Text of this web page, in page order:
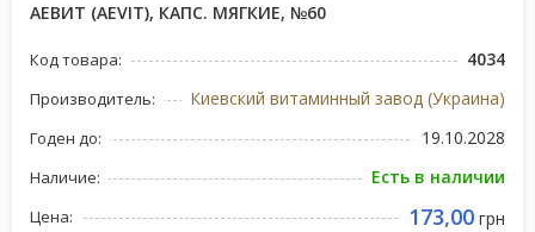
АЕВИТ (AEVIT), КАПС. МЯГКИЕ, №60
Код товара: 4034
Производитель: Киевский витаминный завод (Украина)
Годен до: 19.10.2028
Наличие: Есть в наличии
Цена: 173,00 грн